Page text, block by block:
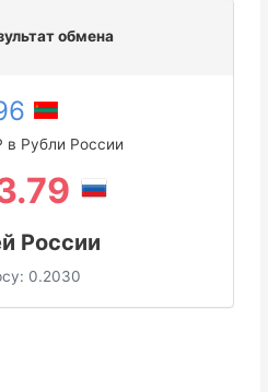
обмена
Рубли России
России
0.2030